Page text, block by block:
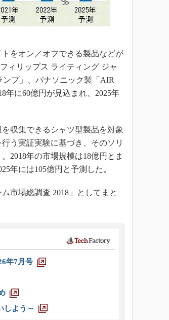
をオン／オフできる製品などが
ィリップス ライティング ジャ
ンプ」、パナソニック製「AIR
年に60億円が見込まれ、2025年
収集できるシャツ型製品を対象
う実証実験に基づき、そのソリ
2018年の市場規模は18億円とま
年には105億円と予測した。
市場総調査 2018」としてまと
年7月号
しよう～